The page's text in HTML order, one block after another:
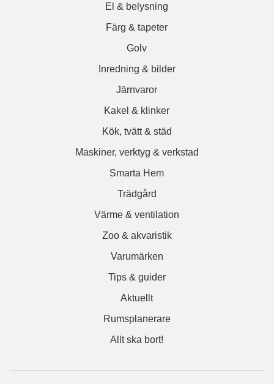
El & belysning
Färg & tapeter
Golv
Inredning & bilder
Järnvaror
Kakel & klinker
Kök, tvätt & städ
Maskiner, verktyg & verkstad
Smarta Hem
Trädgård
Värme & ventilation
Zoo & akvaristik
Varumärken
Tips & guider
Aktuellt
Rumsplanerare
Allt ska bort!